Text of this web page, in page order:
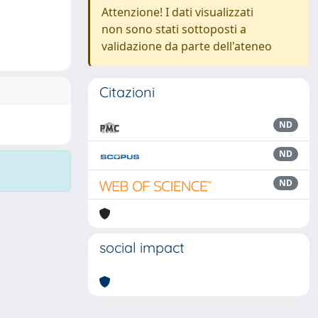
Attenzione! I dati visualizzati
non sono stati sottoposti a
validazione da parte dell'ateneo
Citazioni
ND
ND
ND
social impact